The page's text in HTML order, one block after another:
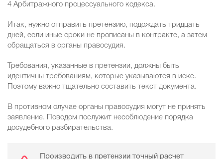
4 Арбитражного процессуального кодекса.
Итак, нужно отправить претензию, подождать тридцать
дней, если иные сроки не прописаны в контракте, а затем
обращаться в органы правосудия.
Требования, указанные в претензии, должны быть
идентичны требованиям, которые указываются в иске.
Поэтому важно тщательно составить текст документа.
В противном случае органы правосудия могут не принять
заявление. Поводом послужит несоблюдение порядка
досудебного разбирательства.
Производить в претензии точный расчет